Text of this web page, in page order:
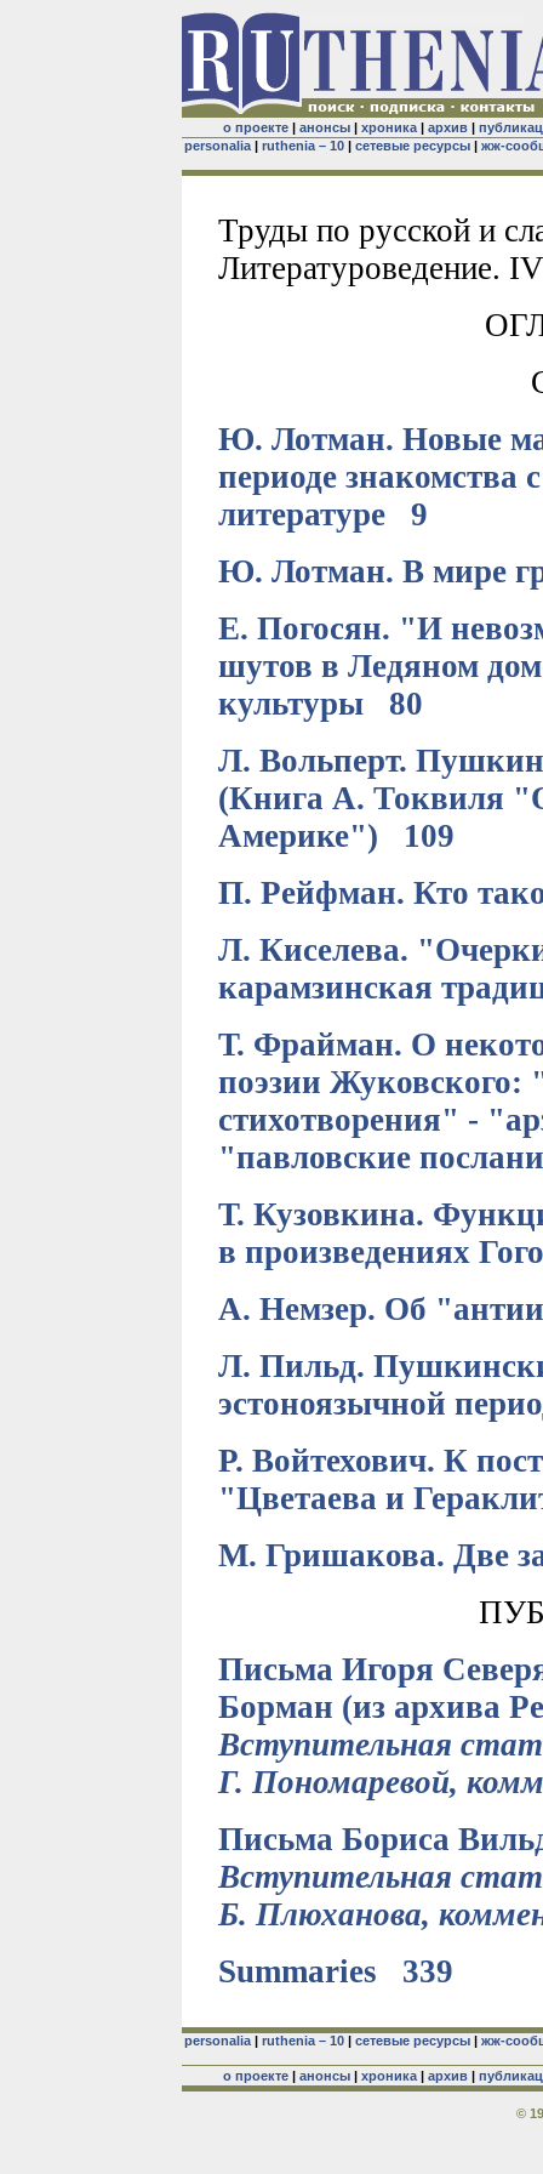
о проекте| анонсы| хроника| архив|
personalia| ruthenia – 10| сетевые ресурсы| жж-
Труды по русской и
Литературоведение.
Ю. Лотман. Новые
периоде знакомства
литературе 9
Ю. Лотман. В мире
Е. Погосян. "И
шутов в Ледяном
культуры 80
Л. Вольперт.
(Книга А. Токвиля
Америке") 109
П. Рейфман. Кто
Л. Киселева.
карамзинская
Т. Фрайман. О
поэзии Жуковского:
стихотворения" -
"павловские
Т. Кузовкина.
в произведениях
А. Немзер. Об
Л. Пильд.
эстоноязычной
Р. Войтехович. К
"Цветаева и
M. Гришакова. Две
Письма Игоря
Борман (из архива
Вступительная
Г. Пономаревой,
Письма Бориса
Вступительная
Б. Плюханова,
Summaries 339
personalia| ruthenia – 10| сетевые ресурсы| жж-
о проекте| анонсы| хроника| архив|
©